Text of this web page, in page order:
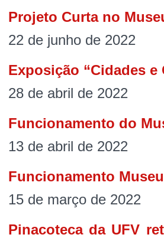
Projeto Curta no
22 de junho de 2022
Exposição “Cidades
28 de abril de 2022
Funcionamento do
13 de abril de 2022
Funcionamento
15 de março de 2022
Pinacoteca da UFV